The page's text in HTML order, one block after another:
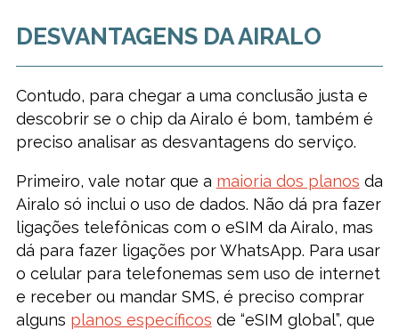
DESVANTAGENS DA AIRALO
Contudo, para chegar a uma conclusão justa e
descobrir se o chip da Airalo é bom, também é
preciso analisar as desvantagens do serviço.
Primeiro, vale notar que a maioria dos planos da
Airalo só inclui o uso de dados. Não dá pra fazer
ligações telefônicas com o eSIM da Airalo, mas
dá para fazer ligações por WhatsApp. Para usar
o celular para telefonemas sem uso de internet
e receber ou mandar SMS, é preciso comprar
alguns planos específicos de “eSIM global”, que